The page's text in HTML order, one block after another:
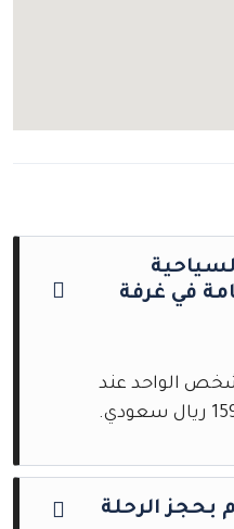
في غرفة
الواحد عند
بحجز الرحلة